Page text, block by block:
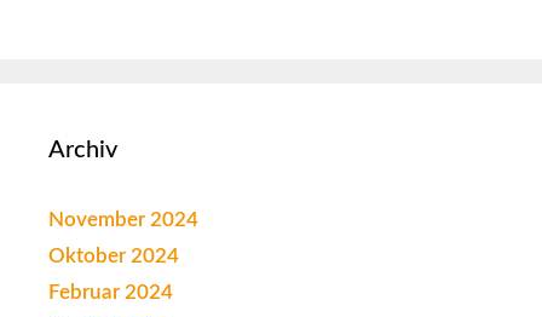
Archiv
November 2024
Oktober 2024
Februar 2024